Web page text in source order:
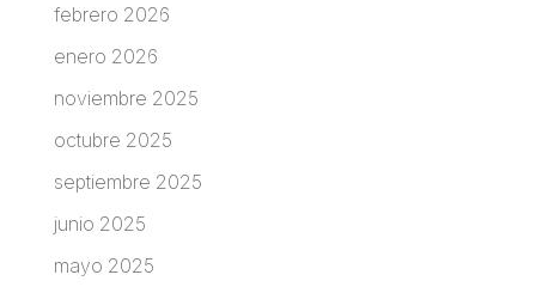
febrero 2026
enero 2026
noviembre 2025
octubre 2025
septiembre 2025
junio 2025
mayo 2025